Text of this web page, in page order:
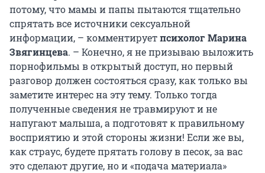
потому, что мамы и папы пытаются тщательно
спрятать все источники сексуальной
информации, – комментируетпсихолог Марина
Звягинцева. – Конечно, я не призываю выложить
порнофильмы в открытый доступ, но первый
разговор должен состояться сразу, как только вы
заметите интерес на эту тему. Только тогда
полученные сведения не травмируют и не
напугают малыша, а подготовят к правильному
восприятию и этой стороны жизни! Если же вы,
как страус, будете прятать голову в песок, за вас
это сделают другие, но и «подача материала»